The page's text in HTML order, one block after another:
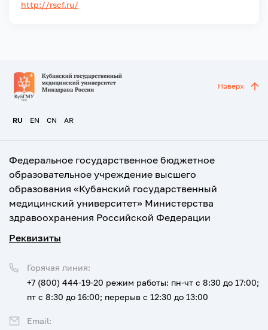
http://rscf.ru/
RU EN CN AR
Наверх
Федеральное государственное бюджетное
образовательное учреждение высшего
образования «Кубанский государственный
медицинский университет» Министерства
здравоохранения Российской Федерации
Реквизиты
Горячая линия:
+7 (800) 444-19-20 режим работы: пн-чт с 8:30 до 17:00;
пт с 8:30 до 16:00; перерыв с 12:30 до 13:00
Email: